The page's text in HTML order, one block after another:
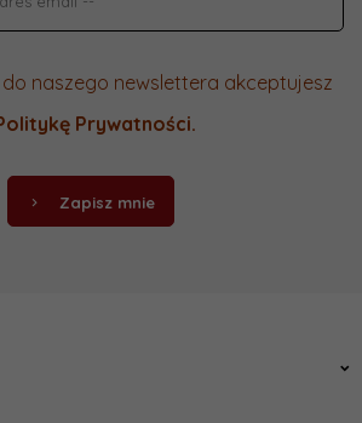
naszego newslettera akceptujesz
Prywatności.
Zapisz mnie